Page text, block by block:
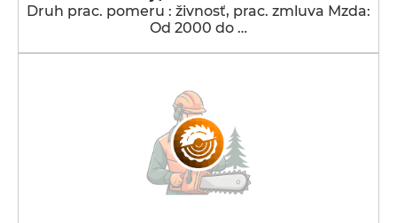
Druh prac. pomeru : živnosť, prac. zmluva Mzda:
Od 2000 do …